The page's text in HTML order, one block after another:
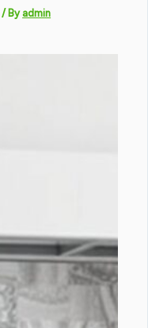
/ Byadmin